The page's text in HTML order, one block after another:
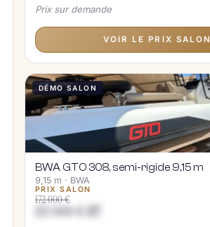
Prix sur demande
VOIR LE PRIX SALON
DÉMO SALON
BWA GTO 308, semi-rigide 9,15 m
9,15 m · BWA
PRIX SALON
172 000 €
153 000 € HT